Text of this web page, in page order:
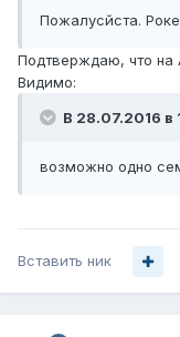
Пожалусйста.
Подтверждаю, что на
Видимо:
В 28.07.2016 в
возможно одно
Вставить ник